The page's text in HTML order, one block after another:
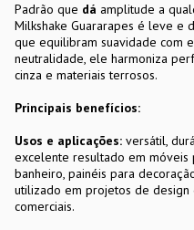
Padrão que dá amplitude a
Milkshake Guararapes é leve e
que equilibram suavidade com
neutralidade, ele harmoniza
cinza e materiais terrosos.
Principais benefícios:
Usos e aplicações: versátil,
excelente resultado em móveis
banheiro, painéis para
utilizado em projetos de design
comerciais.